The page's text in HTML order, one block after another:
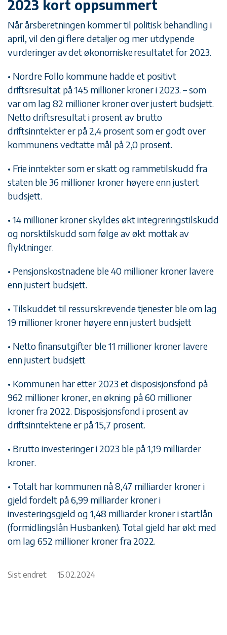
2023 kort oppsummert
Når årsberetningen kommer til politisk behandling i
april, vil den gi flere detaljer og mer utdypende
vurderinger av det økonomiske resultatet for 2023.
• Nordre Follo kommune hadde et positivt
driftsresultat på 145 millioner kroner i 2023. – som
var om lag 82 millioner kroner over justert budsjett.
Netto driftsresultat i prosent av brutto
driftsinntekter er på 2,4 prosent som er godt over
kommunens vedtatte mål på 2,0 prosent.
• Frie inntekter som er skatt og rammetilskudd fra
staten ble 36 millioner kroner høyere enn justert
budsjett.
• 14 millioner kroner skyldes økt integreringstilskudd
og norsktilskudd som følge av økt mottak av
flyktninger.
• Pensjonskostnadene ble 40 millioner kroner lavere
enn justert budsjett.
• Tilskuddet til ressurskrevende tjenester ble om lag
19 millioner kroner høyere enn justert budsjett
• Netto finansutgifter ble 11 millioner kroner lavere
enn justert budsjett
• Kommunen har etter 2023 et disposisjonsfond på
962 millioner kroner, en økning på 60 millioner
kroner fra 2022. Disposisjonsfond i prosent av
driftsinntektene er på 15,7 prosent.
• Brutto investeringer i 2023 ble på 1,19 milliarder
kroner.
• Totalt har kommunen nå 8,47 milliarder kroner i
gjeld fordelt på 6,99 milliarder kroner i
investeringsgjeld og 1,48 milliarder kroner i startlån
(formidlingslån Husbanken). Total gjeld har økt med
om lag 652 millioner kroner fra 2022.
Sist endret: 15.02.2024